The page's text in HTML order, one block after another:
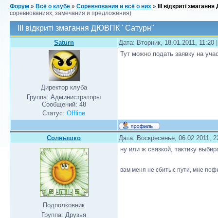
Форум » Всё о клубе » Соревнования и всё о них »
III відкриті
соревнованиях, замечания и предложения)
III відкриті змагання ДЮВПК ' Сатурн"
Saturn Дата: Вторник, 18.01.2011,
Директор клуба
Группа: Администраторы
Сообщений: 48
Статус:Offline
Тут можно подать заявку на
Солнышко Дата: Воскресенье, 06.02.2011,
Подполковник
Группа: Друзья
ну или ж связкой, тактику
вам меня не сбить с пути, мне